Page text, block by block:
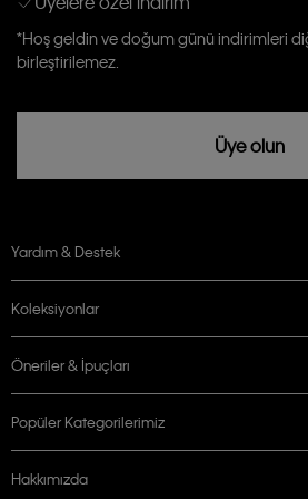
Calvin Klein tarafından kişisel verilerimin
rızam vardır
*Hoş geldin ve doğum günü indirimleri
birleştirilemez.
Üye olun
Yardım & Destek
Koleksiyonlar
Öneriler & İpuçları
Popüler Kategorilerimiz
Hakkımızda